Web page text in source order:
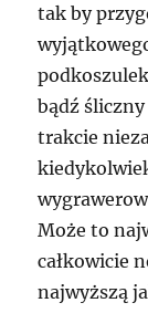
tak by
bądź
trakcie
Może to
całkowicie
najwyższą